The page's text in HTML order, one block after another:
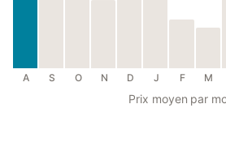
A S O N D J F M
Prix moyen par